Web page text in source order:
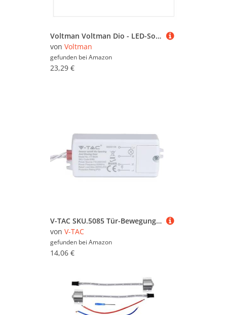
Werkbänke (66.669)
Werkzeug (1.244.748)
Voltman Voltman Dio - LED-Solarwandleuchte + Bewegungsmelder - 450 lm - Klasse A++
von Voltman
gefunden bei Amazon
23,29 €
V-TAC SKU.5085 Tür-Bewegungsmelder VT-8026, Kunststoff und andere Materialien, weiß, Höhe x Breite x Tiefe: 35, 5 mm x 78, 2 mm x 18, 7 mm
von V-TAC
gefunden bei Amazon
14,06 €